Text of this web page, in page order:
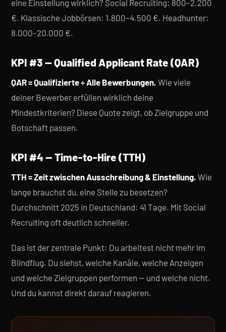
eine Einstellung wirklich? Social Recruiting: 800–2.200
€. Klassische Jobbörsen: 1.800–4.500 €. Headhunter:
8.000–20.000 €.
KPI #3 — Qualified Applicant Rate (QAR)
QAR = Qualifizierte ÷ Alle Bewerbungen. Wie viele
deiner Bewerber erfüllen wirklich deine
Mindestkriterien? Diese Quote zeigt, ob Zielgruppe und
Botschaft passen.
KPI #4 — Time-to-Hire (TTH)
TTH = Zeit zwischen Ausschreibung & Einstellung. Wie
lange brauchst du, eine Stelle zu besetzen?
Durchschnitt 2025 in Deutschland: 41 Tage. Mit Social
Recruiting oft deutlich schneller.
Das ist der zentrale Punkt: Du arbeitest nicht mehr im
Blindflug. Du siehst, welche Kanäle, welche Anzeigen
und welche Zielgruppen performen — und welche nicht.
Und du kannst direkt darauf reagieren.